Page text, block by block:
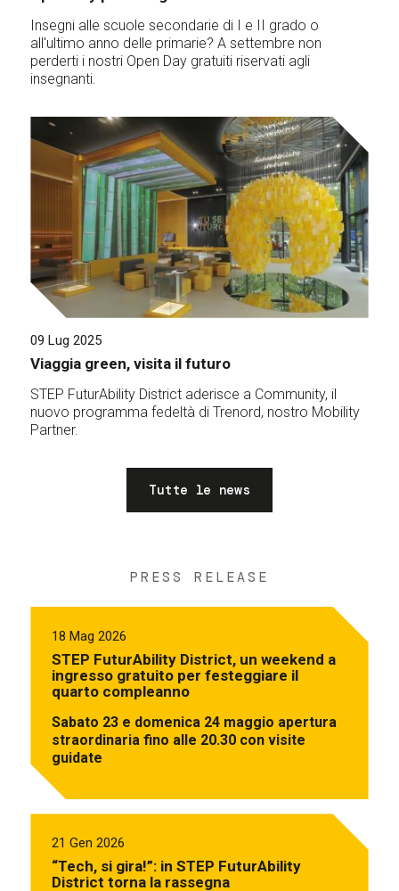
Insegni alle scuole secondarie di I e II grado o
all'ultimo anno delle primarie? A settembre non
perderti i nostri Open Day gratuiti riservati agli
insegnanti.
09 Lug 2025
Viaggia green, visita il futuro
STEP FuturAbility District aderisce a Community, il
nuovo programma fedeltà di Trenord, nostro Mobility
Partner.
Tutte le news
PRESS RELEASE
18 Mag 2026
STEP FuturAbility District, un weekend a
ingresso gratuito per festeggiare il
quarto compleanno
Sabato 23 e domenica 24 maggio apertura
straordinaria fino alle 20.30 con visite
guidate
21 Gen 2026
“Tech, si gira!”: in STEP FuturAbility
District torna la rassegna